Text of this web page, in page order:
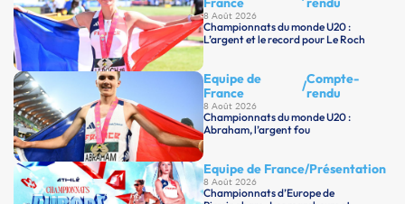
8 Août 2026
Championnats du monde U20 :
L’argent et le record pour Le Roch
Equipe de
France
/Compte-
rendu
8 Août 2026
Championnats du monde U20 :
Abraham, l’argent fou
Equipe de France/Présentation
8 Août 2026
Championnats d’Europe de